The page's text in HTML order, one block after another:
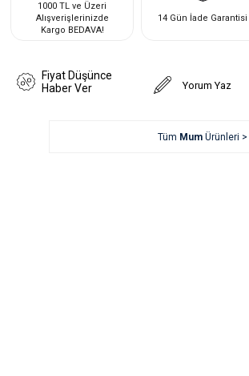
1000 TL ve Üzeri
Alışverişlerinizde
Kargo BEDAVA!
14 Gün İade Garantisi
Fiyat Düşünce
Haber Ver
Yorum Yaz
Tüm Mum Ürünleri >